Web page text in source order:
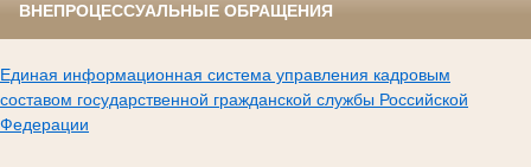
ВНЕПРОЦЕССУАЛЬНЫЕ ОБРАЩЕНИЯ
Единая информационная система управления кадровым
составом государственной гражданской службы Российской
Федерации